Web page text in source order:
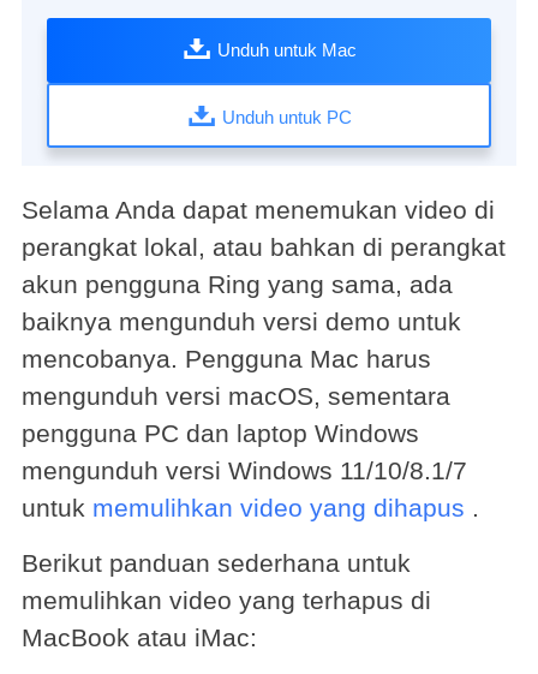
Unduh untuk Mac
Unduh untuk PC
Selama Anda dapat menemukan video di
perangkat lokal, atau bahkan di perangkat
akun pengguna Ring yang sama, ada
baiknya mengunduh versi demo untuk
mencobanya. Pengguna Mac harus
mengunduh versi macOS, sementara
pengguna PC dan laptop Windows
mengunduh versi Windows 11/10/8.1/7
untuk memulihkan video yang dihapus
Berikut panduan sederhana untuk
memulihkan video yang terhapus di
MacBook atau iMac: